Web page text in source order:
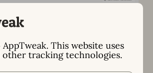
This website uses
other tracking technologies.